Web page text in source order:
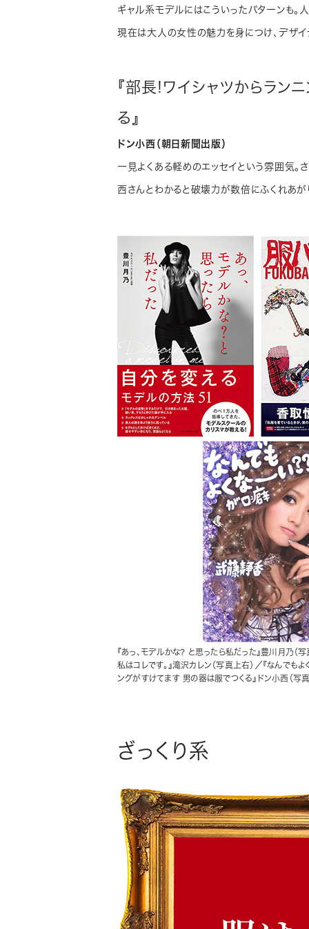
ギャル系モデルにはこういったパターンも
現在は大人の女性の魅力を身につけ、デザイ
『部長!ワイシャツからラン
る』
ドン小西（朝日新聞出版）
一見よくある軽めのエッセイという雰囲気
西さんとわかると破壊力が数倍にふくれあが
『あっ、モデルかな? と思ったら私だった』豊川月乃（
私はコレです。』滝沢カレン（写真上右）／『なんでも
ングがすけてます 男の器は服でつくる』ドン小西（写
ざっくり系